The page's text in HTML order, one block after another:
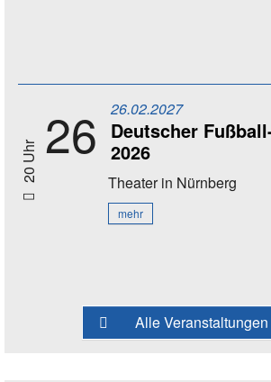
20 Uhr 26 26.02.2027
Deutscher
2026
Theaterin Nürnberg
mehr
Alle Veranstaltungen